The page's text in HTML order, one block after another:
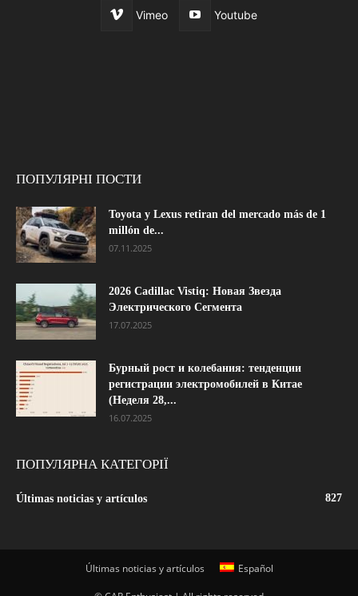
Vimeo Youtube
ПОПУЛЯРНІ ПОСТИ
Toyota y Lexus retiran del mercado más de 1
millón de...
07.11.2025
2026 Cadillac Vistiq: Новая Звезда
Электрического Сегмента
17.07.2025
Бурный рост и колебания: тенденции
регистрации электромобилей в Китае
(Неделя 28,...
16.07.2025
ПОПУЛЯРНА КАТЕГОРІЇ
Últimas noticias y artículos 827
Últimas noticias y artículos Español